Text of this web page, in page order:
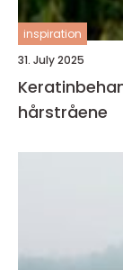
inspiration
31. July 2025
hårstråene